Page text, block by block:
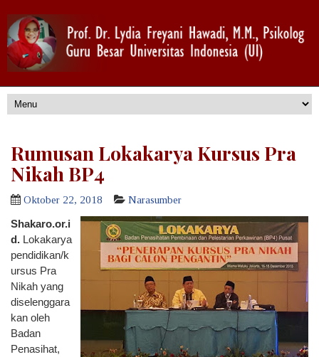
Rumusan Lokakarya Kursus Pra
Nikah BP4
Oktober 22, 2018 Narasumber
Shakaro.or.i
d. Lokakarya
pendidikan/k
ursus Pra
Nikah yang
diselenggara
kan oleh
Badan
Penasihat,